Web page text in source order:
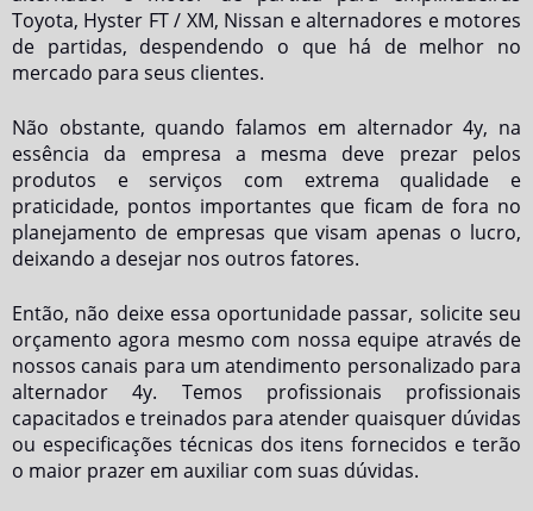
Toyota, Hyster FT / XM, Nissan e alternadores e motores
de partidas, despendendo o que há de melhor no
mercado para seus clientes.
Não obstante, quando falamos em alternador 4y, na
essência da empresa a mesma deve prezar pelos
produtos e serviços com extrema qualidade e
praticidade, pontos importantes que ficam de fora no
planejamento de empresas que visam apenas o lucro,
deixando a desejar nos outros fatores.
Então, não deixe essa oportunidade passar, solicite seu
orçamento agora mesmo com nossa equipe através de
nossos canais para um atendimento personalizado para
alternador 4y. Temos profissionais profissionais
capacitados e treinados para atender quaisquer dúvidas
ou especificações técnicas dos itens fornecidos e terão
o maior prazer em auxiliar com suas dúvidas.